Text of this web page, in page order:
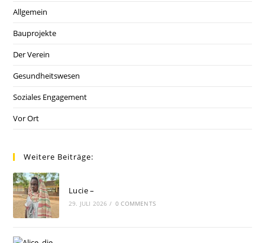
Allgemein
Bauprojekte
Der Verein
Gesundheitswesen
Soziales Engagement
Vor Ort
Weitere Beiträge:
Lucie –
29. JULI 2026 / 0 COMMENTS